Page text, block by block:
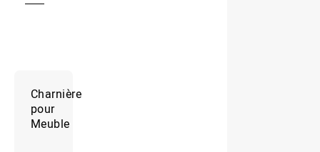
Charnière
pour
Meuble